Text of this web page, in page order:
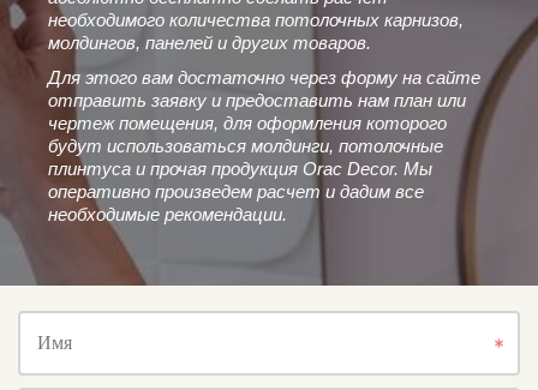
Имя
необходимого количества потолочных карнизов,
молдингов, панелей и других товаров.
Для этого вам достаточно через форму на сайте
отправить заявку и предоставить нам план или
чертеж помещения, для оформления которого
будут использоваться молдинги, потолочные
плинтуса и прочая продукция Orac Decor. Мы
оперативно произведем расчет и дадим все
необходимые рекомендации.